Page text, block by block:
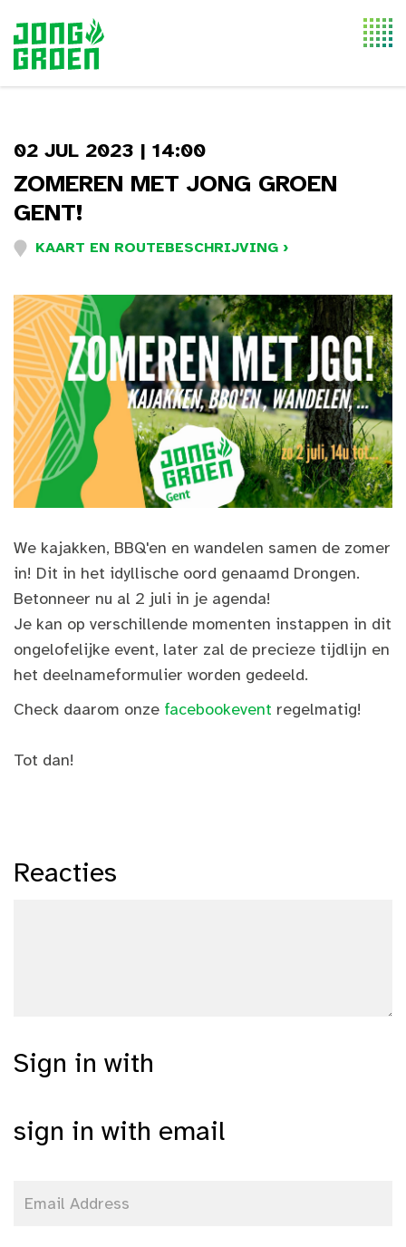
02 JUL 2023 | 14:00
ZOMEREN MET JONG GROEN
GENT!
KAART EN ROUTEBESCHRIJVING ›
We kajakken, BBQ'en en wandelen samen de zomer
in! Dit in het idyllische oord genaamd Drongen.
Betonneer nu al 2 juli in je agenda!
Je kan op verschillende momenten instappen in dit
ongelofelijke event, later zal de precieze tijdlijn en
het deelnameformulier worden gedeeld.
Check daarom onze facebookevent regelmatig!
Tot dan!
Reacties
Sign in with
sign in with email